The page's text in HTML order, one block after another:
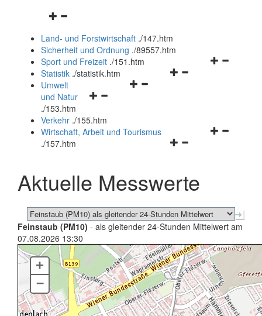
Navigationsmenü
und
schließen
Land- und Forstwirtschaft ./147.htm
Sicherheit und Ordnung ./89557.htm
Navigationsmenü
Sport und Freizeit ./151.htm
Navigationsmenü
Statistik ./statistik.htm
Navigationsmenü
und
schließen
Umwelt
und Natur
./153.htm
Verkehr ./155.htm
Navigationsmenü
schließen
Wirtschaft, Arbeit und Tourismus
./157.htm
Aktuelle Messwerte
Feinstaub (PM10) - als gleitender 24-Stunden Mittelwert am
07.08.2026 13:30
+
–